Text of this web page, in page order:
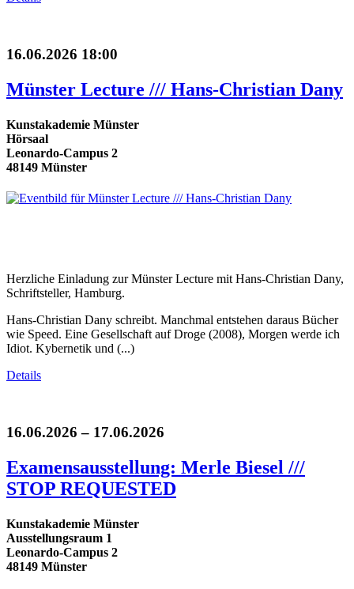
16.06.2026 18:00
Münster Lecture /// Hans-Christian Dany
Kunstakademie Münster
Hörsaal
Leonardo-Campus 2
48149 Münster
Herzliche Einladung zur Münster Lecture mit Hans-Christian Dany,
Schriftsteller, Hamburg.
Hans-Christian Dany schreibt. Manchmal entstehen daraus Bücher
wie Speed. Eine Gesellschaft auf Droge (2008), Morgen werde ich
Idiot. Kybernetik und (...)
Details
16.06.2026 – 17.06.2026
Examensausstellung: Merle Biesel ///
STOP REQUESTED
Kunstakademie Münster
Ausstellungsraum 1
Leonardo-Campus 2
48149 Münster